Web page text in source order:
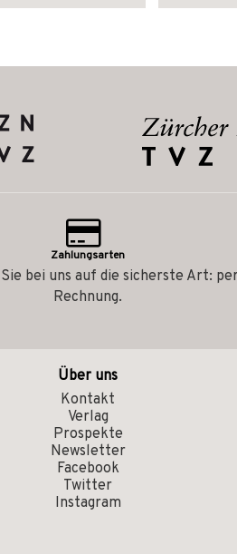
Zahlungsarten
bei uns auf die sicherste Art:
Rechnung.
Über uns
Kontakt
Verlag
Prospekte
Newsletter
Facebook
Twitter
Instagram